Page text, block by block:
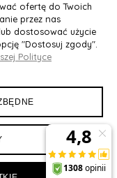
ofertę do Twoich
przez nas
dostosować użycie
"Dostosuj zgody".
Polityce